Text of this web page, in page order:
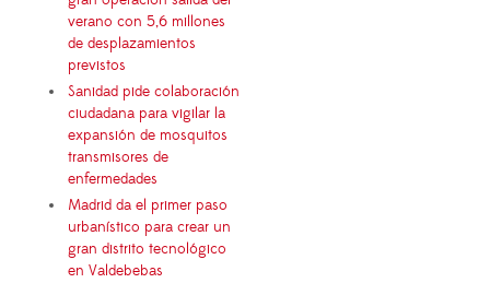
verano con 5,6 millones
de desplazamientos
previstos
Sanidad pide colaboración
ciudadana para vigilar la
expansión de mosquitos
transmisores de
enfermedades
Madrid da el primer paso
urbanístico para crear un
gran distrito tecnológico
en Valdebebas